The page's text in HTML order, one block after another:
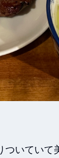
いていて